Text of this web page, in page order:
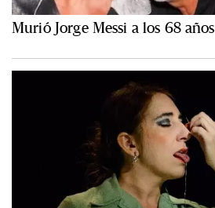
Murió Jorge Messi a los 68 años